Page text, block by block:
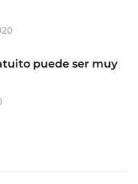
puede ser muy